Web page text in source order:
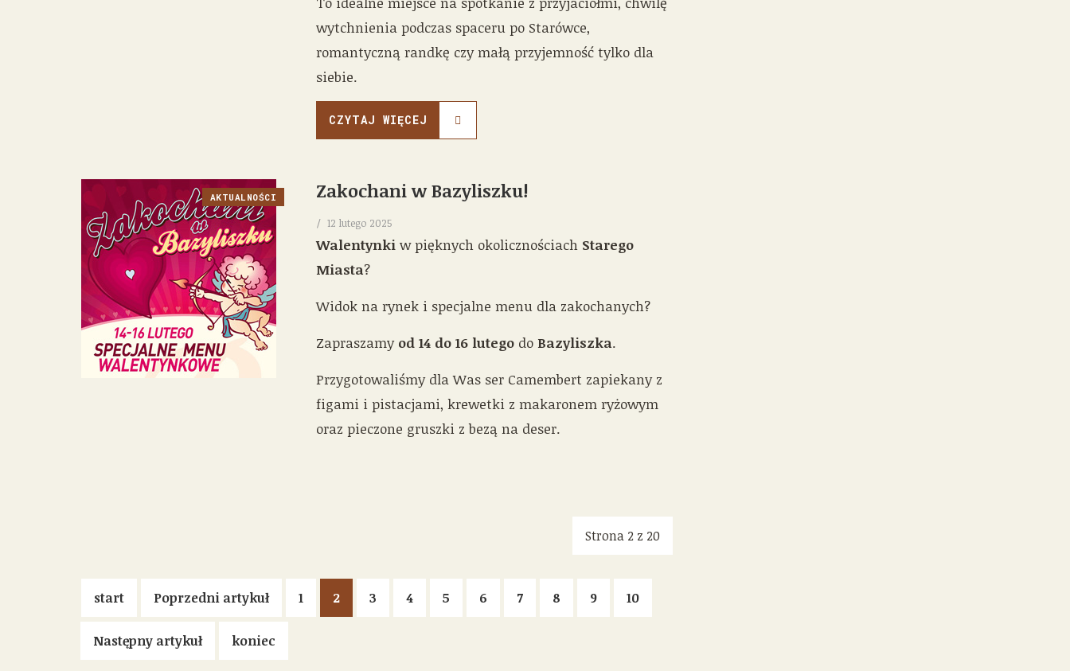
wytchnienia podczas spaceru po Starówce,
romantyczną randkę czy małą przyjemność tylko dla
siebie.
CZYTAJ WIĘCEJ
Zakochani w Bazyliszku!
AKTUALNOŚCI
12 lutego 2025
Walentynki w pięknych okolicznościach Starego
Miasta?
Widok na rynek i specjalne menu dla zakochanych?
Zapraszamy od 14 do 16 lutego do Bazyliszka.
Przygotowaliśmy dla Was ser Camembert zapiekany z
figami i pistacjami, krewetki z makaronem ryżowym
oraz pieczone gruszki z bezą na deser.
Strona 2 z 20
start Poprzedni artykuł 1 2 3 4 5 6 7 8 9 10
Następny artykuł koniec